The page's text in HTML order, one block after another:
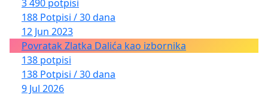
3 490 potpisi
188 Potpisi / 30 dana
12 Jun 2023
Povratak Zlatka Dalića kao izbornika
138 potpisi
138 Potpisi / 30 dana
9 Jul 2026